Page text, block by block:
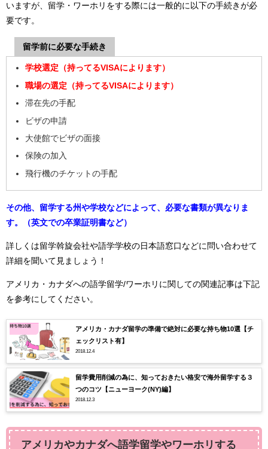
いますが、留学・ワーホリをする際には一般的に以下の手続きが必
要です。
留学前に必要な手続き
学校選定（持ってるVISAによります）
職場の選定（持ってるVISAによります）
滞在先の手配
ビザの申請
大使館でビザの面接
保険の加入
飛行機のチケットの手配
その他、留学する州や学校などによって、必要な書類が異なりま
す。（英文での卒業証明書など）
詳しくは留学斡旋会社や語学学校の日本語窓口などに問い合わせて
詳細を聞いて見ましょう！
アメリカ・カナダへの語学留学/ワーホリに関しての関連記事は下記
を参考にしてください。
アメリカ・カナダ留学の準備で絶対に必要な持ち物10選【チ
ェックリスト有】
2018.12.4
留学費用削減の為に、知っておきたい格安で海外留学する３
つのコツ【ニューヨーク(NY)編】
2018.12.3
アメリカやカナダへ語学留学やワーホリする